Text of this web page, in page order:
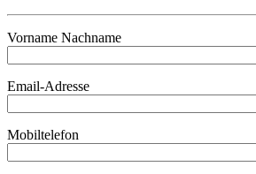
Vorname Nachname
Email-Adresse
Mobiltelefon